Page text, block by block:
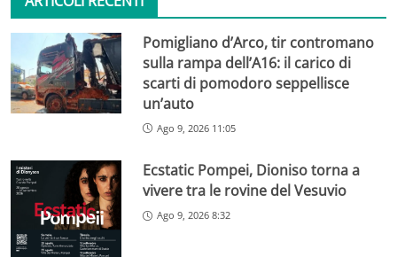
Pomigliano d’Arco, tir contromano
sulla rampa dell’A16: il carico di
scarti di pomodoro seppellisce
un’auto
Ago 9, 2026 11:05
Ecstatic Pompei, Dioniso torna a
vivere tra le rovine del Vesuvio
Ago 9, 2026 8:32